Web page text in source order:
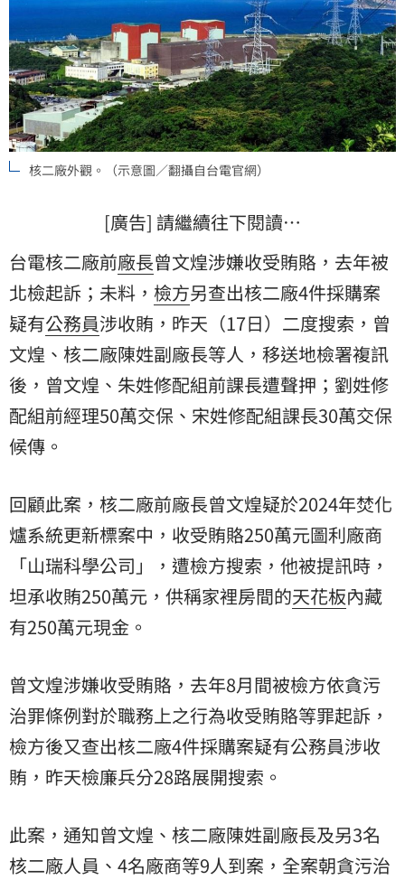
核二廠外觀。（示意圖／翻攝自台電官網）
[廣告] 請繼續往下閱讀…
台電核二廠前廠長曾文煌涉嫌收受賄賂，去年被
北檢起訴；未料， 檢方另查出核二廠4件採購案
疑有公務員涉收賄，昨天（17日）二度搜索，曾
文煌、核二廠陳姓副廠長等人，移送地檢署複訊
後，曾文煌、朱姓修配組前課長遭聲押；劉姓修
配組前經理50萬交保、宋姓修配組課長30萬交保
候傳。
回顧此案，核二廠前廠長曾文煌疑於2024年焚化
爐系統更新標案中，收受賄賂250萬元圖利廠商
「山瑞科學公司」，遭檢方搜索，他被提訊時，
坦承收賄250萬元，供稱家裡房間的天花板內藏
有250萬元現金。
曾文煌涉嫌收受賄賂，去年8月間被檢方依貪污
治罪條例對於職務上之行為收受賄賂等罪起訴，
檢方後又查出核二廠4件採購案疑有公務員涉收
賄，昨天檢廉兵分28路展開搜索。
此案，通知曾文煌、核二廠陳姓副廠長及另3名
核二廠人員、4名廠商等9人到案，全案朝貪污治